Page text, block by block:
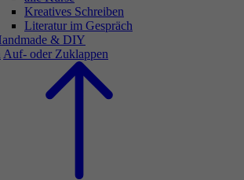
Kreatives Schreiben
Literatur im Gespräch
& DIY
Auf- oder Zuklappen